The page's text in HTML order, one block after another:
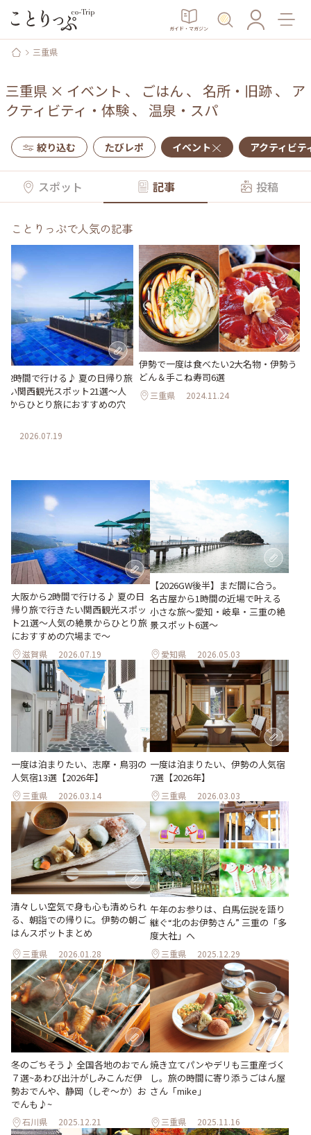
ガイド・マガジン
三重県
三重県 × イベント 、 ごはん 、 名所・旧跡、 ア
クティビティ・体験、 温泉・スパ
絞り込む たびレポ イベント アクティビテ
スポット 記事 投稿
ことりっぷで人気の記事
2時間で行ける♪ 夏の日帰り旅
い関西観光スポット21選～人
からひとり旅におすすめの穴
2026.07.19
伊勢で一度は食べたい2大名物・伊勢う
どん＆手こね寿司6選
三重県 2024.11.24
大阪から2時間で行ける♪ 夏の日
帰り旅で行きたい関西観光スポッ
ト21選～人気の絶景からひとり旅
におすすめの穴場まで～
滋賀県 2026.07.19
【2026GW後半】まだ間に合う。
名古屋から1時間の近場で叶える
小さな旅～愛知・岐阜・三重の絶
景スポット6選～
愛知県 2026.05.03
一度は泊まりたい、志摩・鳥羽の
人気宿13選【2026年】
三重県 2026.03.14
一度は泊まりたい、伊勢の人気宿
7選【2026年】
三重県 2026.03.03
清々しい空気で身も心も清められ
る、朝詣での帰りに。伊勢の朝ご
はんスポットまとめ
三重県 2026.01.28
午年のお参りは、白馬伝説を語り
継ぐ“北のお伊勢さん” 三重の「多
度大社」へ
三重県 2025.12.29
冬のごちそう♪ 全国各地のおでん
７選~あわび出汁がしみこんだ伊
勢おでんや、静岡（しぞ〜か）お
でんも♪~
石川県 2025.12.21
焼き立てパンやデリも三重産づく
し。旅の時間に寄り添うごはん屋
さん「mike」
三重県 2025.11.16